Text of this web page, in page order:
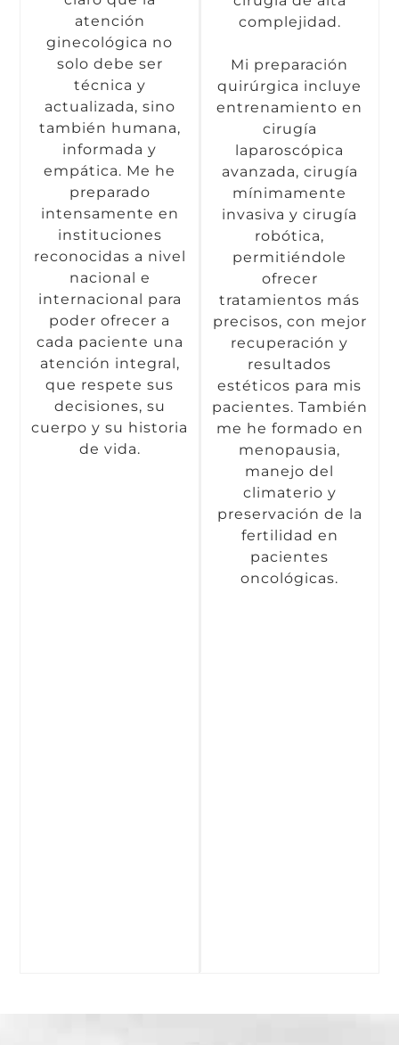
atención
ginecológica no
solo debe ser
técnica y
actualizada, sino
también humana,
informada y
empática. Me he
preparado
intensamente en
instituciones
reconocidas a nivel
nacional e
internacional para
poder ofrecer a
cada paciente una
atención integral,
que respete sus
decisiones, su
cuerpo y su historia
de vida.
complejidad.
Mi preparación
quirúrgica incluye
entrenamiento en
cirugía
laparoscópica
avanzada, cirugía
mínimamente
invasiva y cirugía
robótica,
permitiéndole
ofrecer
tratamientos más
precisos, con mejor
recuperación y
resultados
estéticos para mis
pacientes. También
me he formado en
menopausia,
manejo del
climaterio y
preservación de la
fertilidad en
pacientes
oncológicas.